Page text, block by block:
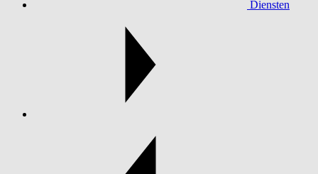
Diensten